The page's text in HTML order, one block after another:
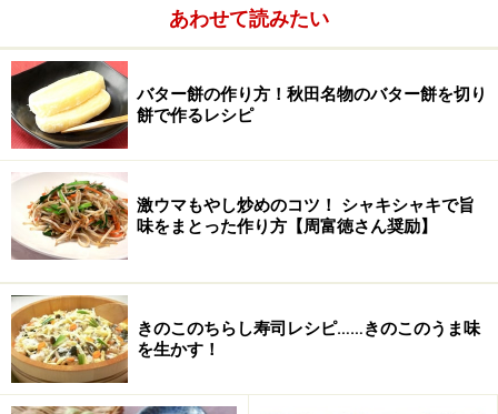
・
弁当レシピ2004
・弁当レシピ2002～2003
・弁当わざ一覧2003
■ 昨日紹介したのは「2004 お弁当レシピ集」 こちら！
※記事内容は執筆時点のものです。最新の内容をご確認くださ
※衛生面および保存状態に起因して食中毒や体調不良を引き起こ
す場合があります。必ず清潔な状態で、正しい方法で行い、なる
べく早めにお召し上がりください。また、持ち運びの際は保存方
法に注意してください。
あわせて読みたい
バター餅の作り方！秋田名物のバター餅を切り
餅で作るレシピ
激ウマもやし炒めのコツ！ シャキシャキで旨
味をまとった作り方【周富徳さん奨励】
きのこのちらし寿司レシピ……きのこのうま味
を生かす！